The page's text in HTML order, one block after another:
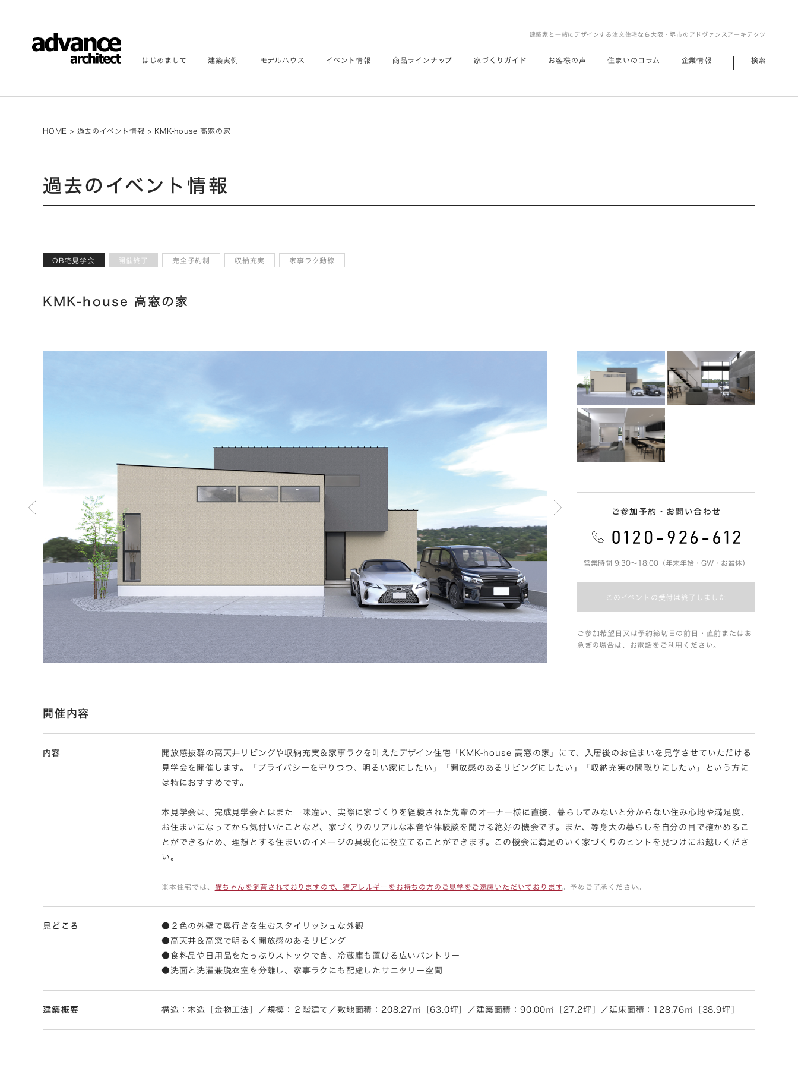
建築家と一緒にデザインする注文住宅なら大阪・堺市のアドヴァンスアーキテクツ
はじめまして 建築実例 モデルハウス イベント情報 商品ラインナップ 家づくりガイド お客様の声 住まいのコラム 企業情報 検索
HOME > 過去のイベント情報 > KMK-house 高窓の家
過去のイベント情報
OB宅見学会 開催終了 完全予約制 収納充実 家事ラク動線
KMK-house 高窓の家
ご参加予約・お問い合わせ
営業時間 9:30～18:00（年末年始・GW・お盆休）
このイベントの受付は終了しました
ご参加希望日又は予約締切日の前日・直前またはお
急ぎの場合は、お電話をご利用ください。
開催内容
内容
開放感抜群の高天井リビングや収納充実＆家事ラクを叶えたデザイン住宅「KMK-house 高窓の家」にて、入居後のお住まいを見学させていただける
見学会を開催します。「プライバシーを守りつつ、明るい家にしたい」「開放感のあるリビングにしたい」「収納充実の間取りにしたい」という方に
は特におすすめです。
本見学会は、完成見学会とはまた一味違い、実際に家づくりを経験された先輩のオーナー様に直接、暮らしてみないと分からない住み心地や満足度、
お住まいになってから気付いたことなど、家づくりのリアルな本音や体験談を聞ける絶好の機会です。また、等身大の暮らしを自分の目で確かめるこ
とができるため、理想とする住まいのイメージの具現化に役立てることができます。この機会に満足のいく家づくりのヒントを見つけにお越しくださ
い。
※本住宅では、 猫ちゃんを飼育されておりますので、猫アレルギーをお持ちの方のご見学をご遠慮いただいております。予めご了承ください。
見どころ
●２色の外壁で奥行きを生むスタイリッシュな外観
●高天井＆高窓で明るく開放感のあるリビング
●食料品や日用品をたっぷりストックでき、冷蔵庫も置ける広いパントリー
●洗面と洗濯兼脱衣室を分離し、家事ラクにも配慮したサニタリー空間
建築概要 構造：木造［金物工法］／規模：２階建て／敷地面積：208.27㎡［63.0坪］／建築面積：90.00㎡［27.2坪］／延床面積：128.76㎡［38.9坪］